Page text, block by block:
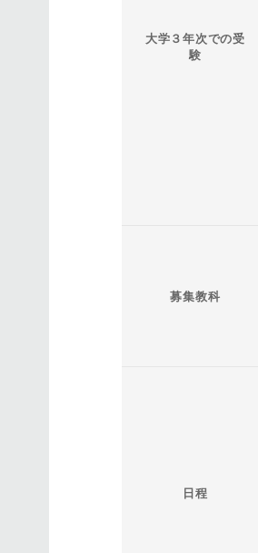
大学３年次での受
験
募集教科
日程